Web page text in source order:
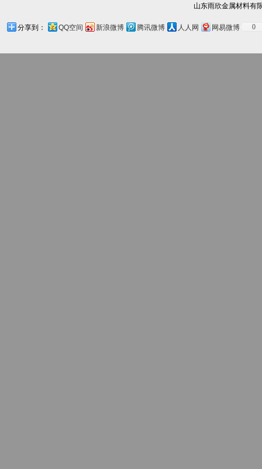
山东雨欣金属材料有
分享到： QQ空间 新浪微博 腾讯微博 人人网 网易微博 0